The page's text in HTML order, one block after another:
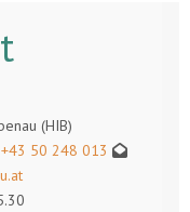
(HIB)
+43 50 248 013